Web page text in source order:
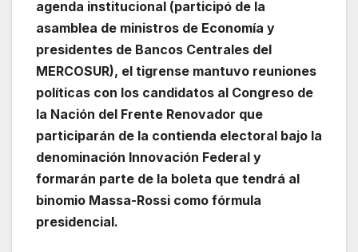
agenda institucional (participó de la
asamblea de ministros de Economía y
presidentes de Bancos Centrales del
MERCOSUR), el tigrense mantuvo reuniones
políticas con los candidatos al Congreso de
la Nación del Frente Renovador que
participarán de la contienda electoral bajo la
denominación Innovación Federal y
formarán parte de la boleta que tendrá al
binomio Massa-Rossi como fórmula
presidencial.